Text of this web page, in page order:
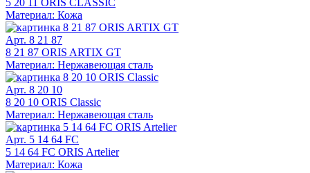
5 20 11 ORIS CLASSIC
Материал: Кожа
Арт. 8 21 87
8 21 87 ORIS ARTIX GT
Материал: Нержавеющая сталь
Арт. 8 20 10
8 20 10 ORIS Classic
Материал: Нержавеющая сталь
Арт. 5 14 64 FC
5 14 64 FC ORIS Artelier
Материал: Кожа